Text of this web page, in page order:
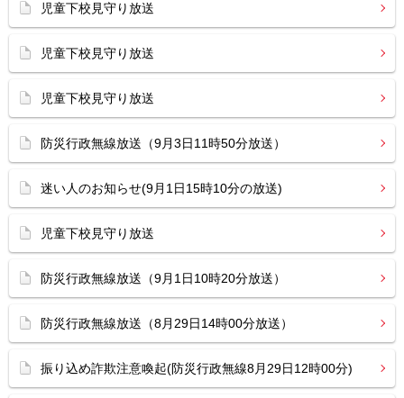
児童下校見守り放送
児童下校見守り放送
児童下校見守り放送
防災行政無線放送（9月3日11時50分放送）
迷い人のお知らせ(9月1日15時10分の放送)
児童下校見守り放送
防災行政無線放送（9月1日10時20分放送）
防災行政無線放送（8月29日14時00分放送）
振り込め詐欺注意喚起(防災行政無線8月29日12時00分)